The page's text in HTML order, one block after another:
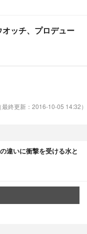
オッチ、プロデュー
（最終更新：2016-10-05 14:32）
違いに衝撃を受ける水と